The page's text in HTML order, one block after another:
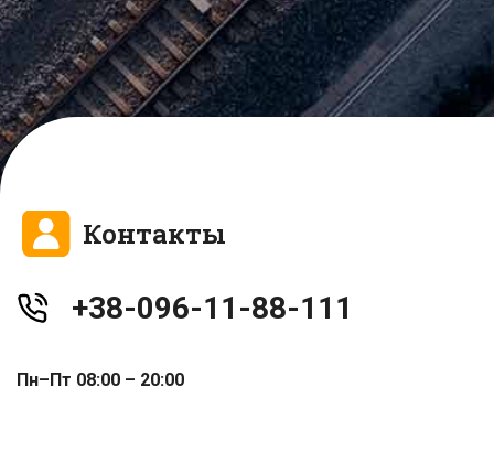
Контакты
+38-096-11-88-111
Пн–Пт 08:00 – 20:00